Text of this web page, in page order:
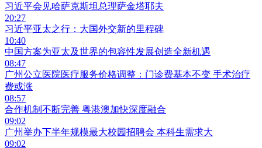
习近平会见哈萨克斯坦总理萨金塔耶夫
20:27
习近平亚太之行：大国外交新的里程碑
10:40
中国方案为亚太及世界的包容性发展创造全新机遇
08:47
广州公立医院医疗服务价格调整：门诊费基本不变 手术治疗
费或涨
08:57
合作机制不断完善 粤港澳加快深度融合
09:02
广州举办下半年规模最大校园招聘会 本科生需求大
09:02